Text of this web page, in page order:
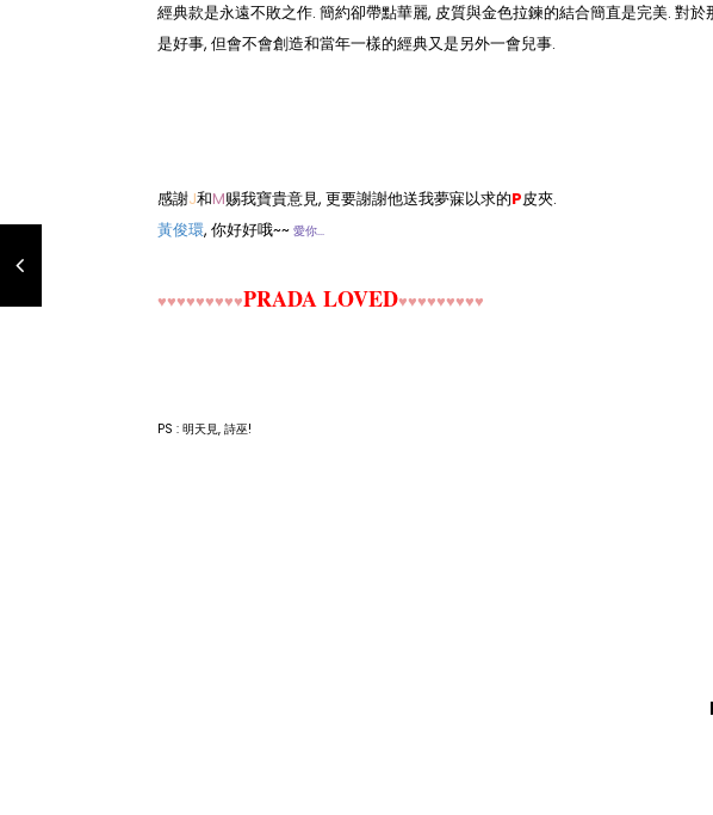
經典款是永遠不敗之作. 簡約卻帶點華麗, 皮質與金色拉鍊的結合簡直是完美. 對
是好事, 但會不會創造和當年一樣的經典又是另外一會兒事.
感謝J和M赐我寶貴意見, 更要謝謝他送我夢寐以求的P皮夾.
黃俊環, 你好好哦~~ 愛你...
♥♥♥♥♥♥♥♥♥PRADA LOVED♥♥♥♥♥♥♥♥♥
PS : 明天見, 詩巫!